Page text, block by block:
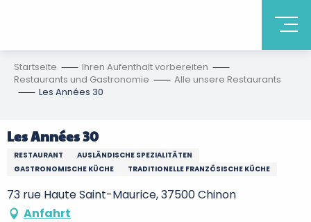
Startseite
Ihren Aufenthalt vorbereiten
Restaurants und Gastronomie
Alle unsere Restaurants
Les Années 30
Les Années 30
RESTAURANT
AUSLÄNDISCHE SPEZIALITÄTEN
GASTRONOMISCHE KÜCHE
TRADITIONELLE FRANZÖSISCHE KÜCHE
73 rue Haute Saint-Maurice, 37500 Chinon
Anfahrt